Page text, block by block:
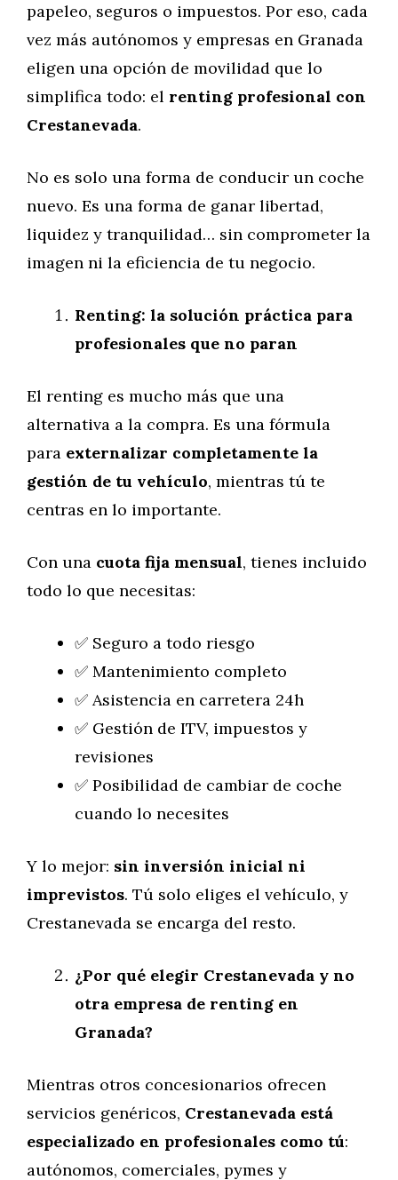
papeleo, seguros o impuestos. Por eso, cada
vez más autónomos y empresas en Granada
eligen una opción de movilidad que lo
simplifica todo: el renting profesional con
Crestanevada.
No es solo una forma de conducir un coche
nuevo. Es una forma de ganar libertad,
liquidez y tranquilidad… sin comprometer la
imagen ni la eficiencia de tu negocio.
Renting: la solución práctica para
profesionales que no paran
El renting es mucho más que una
alternativa a la compra. Es una fórmula
para externalizar completamente la
gestión de tu vehículo, mientras tú te
centras en lo importante.
Con una cuota fija mensual, tienes incluido
todo lo que necesitas:
✅ Seguro a todo riesgo
✅ Mantenimiento completo
✅ Asistencia en carretera 24h
✅ Gestión de ITV, impuestos y
revisiones
✅ Posibilidad de cambiar de coche
cuando lo necesites
Y lo mejor: sin inversión inicial ni
imprevistos. Tú solo eliges el vehículo, y
Crestanevada se encarga del resto.
¿Por qué elegir Crestanevada y no
otra empresa de renting en
Granada?
Mientras otros concesionarios ofrecen
servicios genéricos, Crestanevada está
especializado en profesionales como tú:
autónomos, comerciales, pymes y